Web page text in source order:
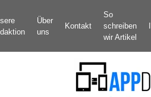
Inhalt
springen
Über
uns
Kontakt
So
schreiben
wir Artikel